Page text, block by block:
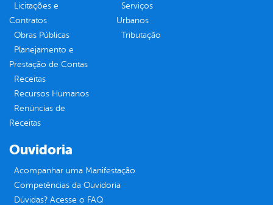
Licitações e
Contratos
Obras Públicas
Planejamento e
Prestação de Contas
Receitas
Recursos Humanos
Renúncias de
Receitas
Serviços
Urbanos
Tributação
Ouvidoria
Acompanhar uma Manifestação
Competências da Ouvidoria
Dúvidas? Acesse o FAQ